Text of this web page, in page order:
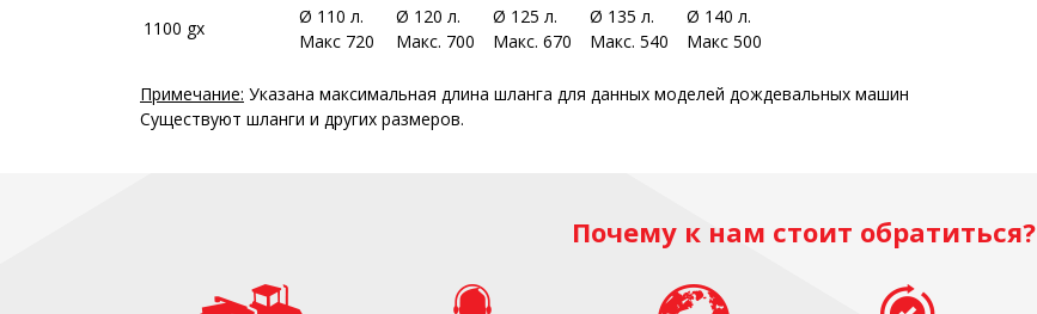
1100 gx
Ø 110 л.
Макс 720
Ø 120 л.
Макс. 700
Ø 125 л.
Макс. 670
Ø 135 л.
Макс. 540
Ø 140 л.
Макс 500
Примечание: Указана максимальная длина шланга для данных моделей дождевальных машин
Существуют шланги и других размеров.
Почему к нам стоит обратиться?